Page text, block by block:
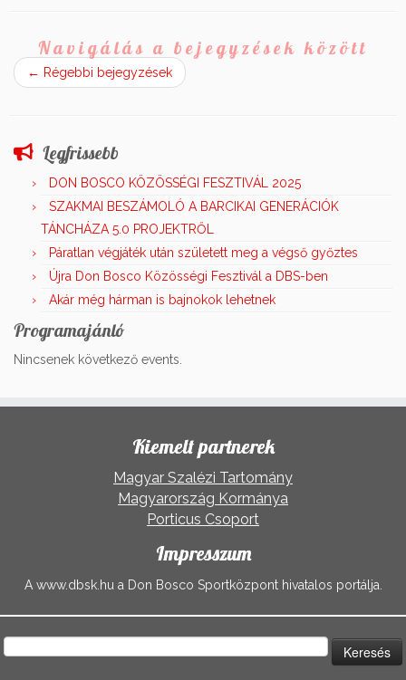
Navigálás a bejegyzések között
← Régebbi bejegyzések
Legfrissebb
DON BOSCO KÖZÖSSÉGI FESZTIVÁL 2025
SZAKMAI BESZÁMOLÓ A BARCIKAI GENERÁCIÓK
TÁNCHÁZA 5.0 PROJEKTRŐL
Páratlan végjáték után született meg a végső győztes
Újra Don Bosco Közösségi Fesztivál a DBS-ben
Akár még hárman is bajnokok lehetnek
Programajánló
Nincsenek következő events.
Kiemelt partnerek
Magyar Szalézi Tartomány
Magyarország Kormánya
Porticus Csoport
Impresszum
A www.dbsk.hu a Don Bosco Sportközpont hivatalos portálja.